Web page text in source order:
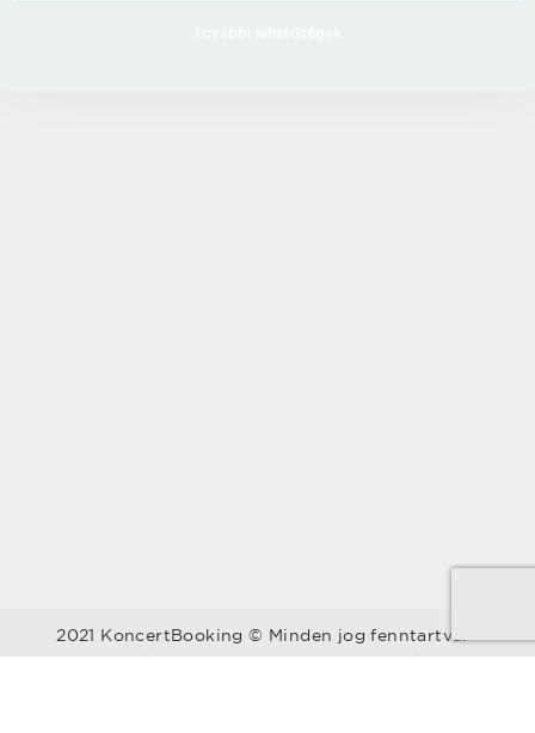
2021 KoncertBooking © Minden jog fenntartva.
Kapcsolat | Telefonszám: +36 30 157 9812 | E-mail: